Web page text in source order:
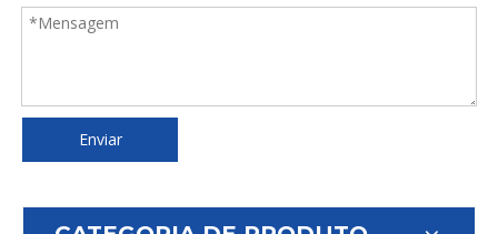
Enviar